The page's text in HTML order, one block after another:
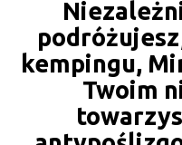
kempingu,
Twoim